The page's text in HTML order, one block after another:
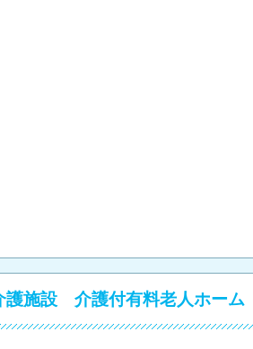
施設 介護付有料老人ホーム